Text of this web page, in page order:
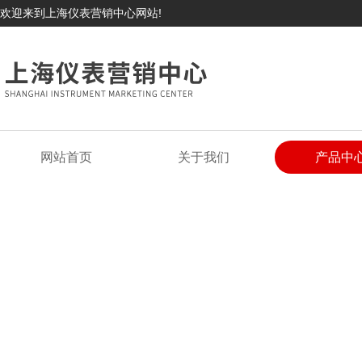
欢迎来到上海仪表营销中心网站!
网站首页 关于我们 产品中